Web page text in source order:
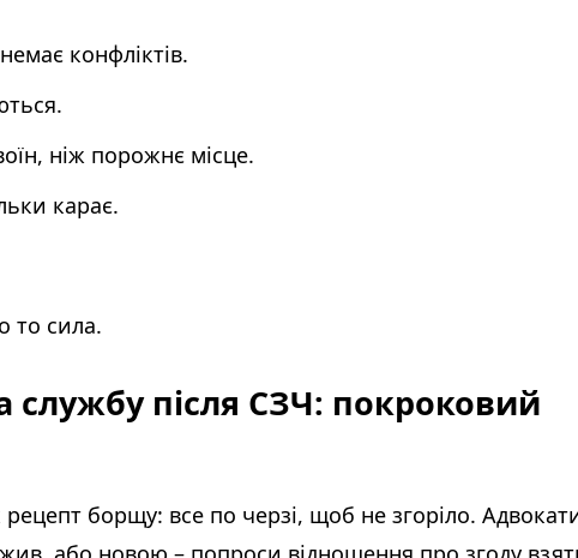
конфліктів.
ніж порожнє місце.
карає.
то сила.
службу після СЗЧ: покроковий
борщу: все по черзі, щоб не згоріло.